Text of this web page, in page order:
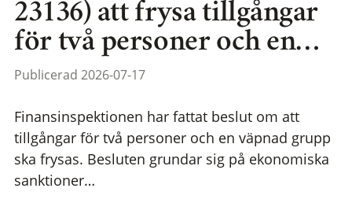
23136) att frysa tillgångar
för två personer och en…
Publicerad 2026-07-17
Finansinspektionen har fattat beslut om att
tillgångar för två personer och en väpnad grupp
ska frysas. Besluten grundar sig på ekonomiska
sanktioner…